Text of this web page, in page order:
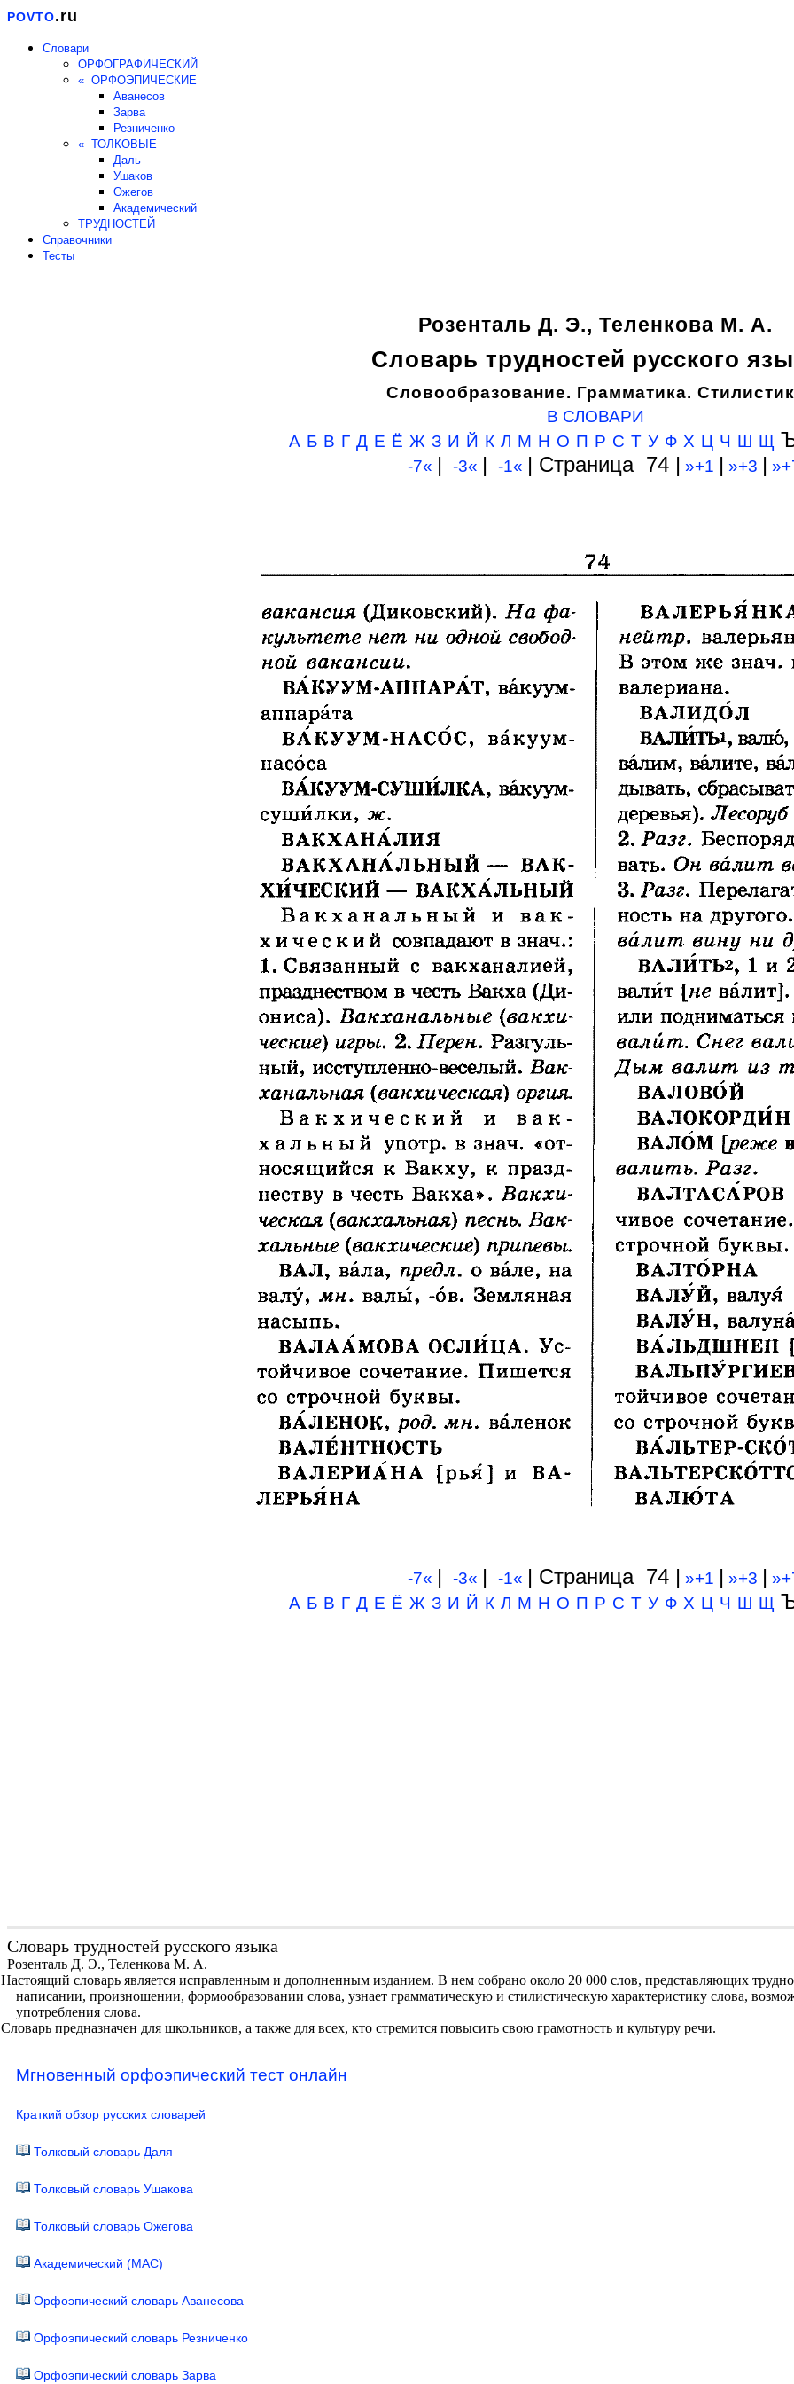
POVTO.ru
Словари
ОРФОГРАФИЧЕСКИЙ
« ОРФОЭПИЧЕСКИЕ
Аванесов
Зарва
Резниченко
« ТОЛКОВЫЕ
Даль
Ушаков
Ожегов
Академический
ТРУДНОСТЕЙ
Справочники
Тесты
Розенталь Д. Э., Теленкова М. А.
Словарь трудностей русского
Словообразование. Грамматика.
В СЛОВАРИ
А Б В Г Д Е Ё Ж З И Й К Л М Н О П Р С Т У Ф Х Ц Ч Ш Щ
-7« | -3« | -1« | Cтраница 74 | »+1 | »+3 |
-7« | -3« | -1« | Cтраница 74 | »+1 | »+3 |
А Б В Г Д Е Ё Ж З И Й К Л М Н О П Р С Т У Ф Х Ц Ч Ш Щ
Словарь трудностей русского языка
Розенталь Д. Э., Теленкова М. А.
Настоящий словарь является исправленным и дополненным изданием. В нем собрано около 20 000 слов, представляющих
написании, произношении, формообразовании слова, узнает грамматическую и стилистическую характеристику слова,
употребления слова.
Словарь предназначен для школьников, а также для всех, кто стремится повысить свою грамотность и культуру речи.
Мгновенный орфоэпический тест онлайн
Краткий обзор русских словарей
Толковый словарь Даля
Толковый словарь Ушакова
Толковый словарь Ожегова
Академический (МАС)
Орфоэпический словарь Аванесова
Орфоэпический словарь Резниченко
Орфоэпический словарь Зарва